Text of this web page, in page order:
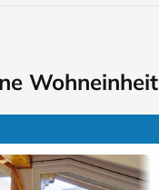
Wohneinheit